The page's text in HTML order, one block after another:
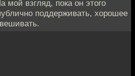
мой взгляд, пока он этого
поддерживать, хорошее